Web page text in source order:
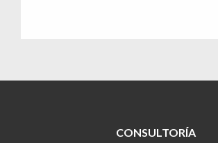
CONSULTORÍA